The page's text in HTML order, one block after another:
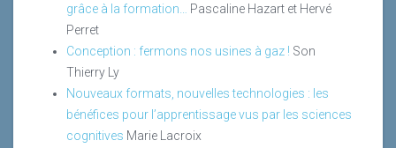
grâce à la formation…
Pascaline Hazart et Hervé
Perret
Conception : fermons nos usines à gaz ! Son
Thierry Ly
Nouveaux formats, nouvelles technologies : les
bénéfices pour l’apprentissage vus par les sciences
cognitives Marie Lacroix